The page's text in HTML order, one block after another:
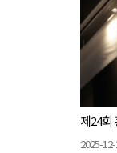
제24회
2025-